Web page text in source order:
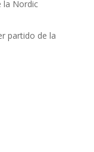
la Nordic
partido de la